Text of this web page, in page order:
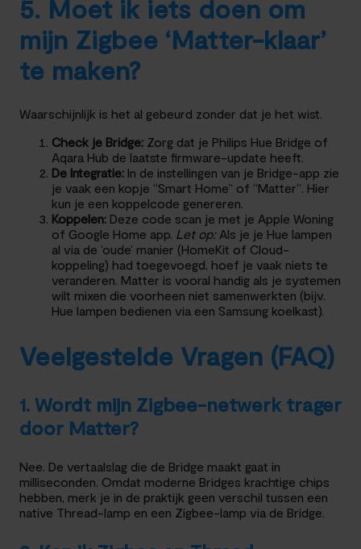
5. Moet ik iets doen om
mijn Zigbee ‘Matter-klaar’
te maken?
Waarschijnlijk is het al gebeurd zonder dat je het wist.
Check je Bridge: Zorg dat je Philips Hue Bridge of
Aqara Hub de laatste firmware-update heeft.
De Integratie: In de instellingen van je Bridge-app zie
je vaak een kopje “Smart Home” of “Matter”. Hier
kun je een koppelcode genereren.
Koppelen: Deze code scan je met je Apple Woning
of Google Home app. Let op:Als je je Hue lampen
al via de ‘oude’ manier (HomeKit of Cloud-
koppeling) had toegevoegd, hoef je vaak niets te
veranderen. Matter is vooral handig als je systemen
wilt mixen die voorheen niet samenwerkten (bijv.
Hue lampen bedienen via een Samsung koelkast).
Veelgestelde Vragen (FAQ)
1. Wordt mijn Zigbee-netwerk trager
door Matter?
Nee. De vertaalslag die de Bridge maakt gaat in
milliseconden. Omdat moderne Bridges krachtige chips
hebben, merk je in de praktijk geen verschil tussen een
native Thread-lamp en een Zigbee-lamp via de Bridge.